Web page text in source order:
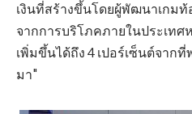
เงินที่สร้างขึ้นโดยผู้พัฒนาเกมท้
จากการบริโภคภายในประเทศ
เพิ่มขึ้นได้ถึง 4 เปอร์เซ็นต์จาก
มา"